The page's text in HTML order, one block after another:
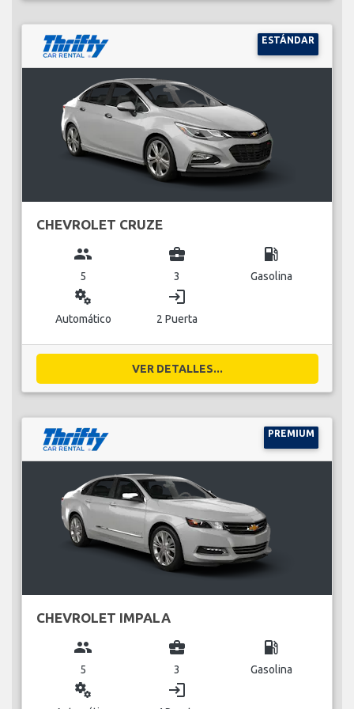
ESTÁNDAR
CHEVROLET CRUZE
group
5
business_center
3
local_gas_station
Gasolina
miscellaneous_services
Automático
login
2 Puerta
VER DETALLES...
PREMIUM
CHEVROLET IMPALA
group
5
business_center
3
local_gas_station
Gasolina
miscellaneous_services login